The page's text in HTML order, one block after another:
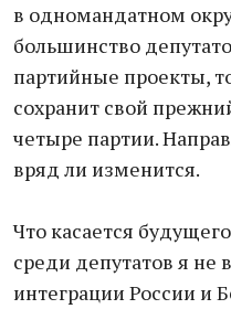
в одномандатном
большинство
партийные проекты,
сохранит свой
четыре партии.
вряд ли изменится.
Что касается
среди депутатов я не
интеграции России и